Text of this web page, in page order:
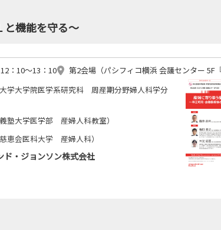
と機能を守る～
12：10～13：10
第2会場（パシフィコ横浜 会議センター 5F『
大学大学院医学系研究科 周産期分野婦人科学分
義塾大学医学部 産婦人科教室）
慈恵会医科大学 産婦人科）
ド・ジョンソン株式会社